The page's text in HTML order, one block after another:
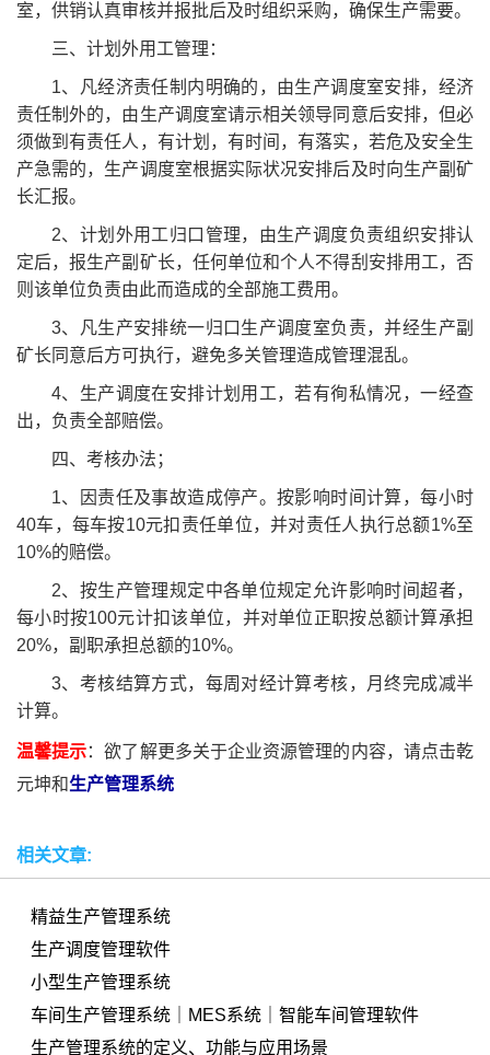
室，供销认真审核并报批后及时组织采购，确保生产需要。
三、计划外用工管理：
1、凡经济责任制内明确的，由生产调度室安排，经济
责任制外的，由生产调度室请示相关领导同意后安排，但必
须做到有责任人，有计划，有时间，有落实，若危及安全生
产急需的，生产调度室根据实际状况安排后及时向生产副矿
长汇报。
2、计划外用工归口管理，由生产调度负责组织安排认
定后，报生产副矿长，任何单位和个人不得刮安排用工，否
则该单位负责由此而造成的全部施工费用。
3、凡生产安排统一归口生产调度室负责，并经生产副
矿长同意后方可执行，避免多关管理造成管理混乱。
4、生产调度在安排计划用工，若有徇私情况，一经查
出，负责全部赔偿。
四、考核办法；
1、因责任及事故造成停产。按影响时间计算，每小时
40车，每车按10元扣责任单位，并对责任人执行总额1%至
10%的赔偿。
2、按生产管理规定中各单位规定允许影响时间超者，
每小时按100元计扣该单位，并对单位正职按总额计算承担
20%，副职承担总额的10%。
3、考核结算方式，每周对经计算考核，月终完成减半
计算。
温馨提示：欲了解更多关于企业资源管理的内容，请点击乾
元坤和生产管理系统
相关文章:
精益生产管理系统
生产调度管理软件
小型生产管理系统
车间生产管理系统｜MES系统｜智能车间管理软件
生产管理系统的定义、功能与应用场景